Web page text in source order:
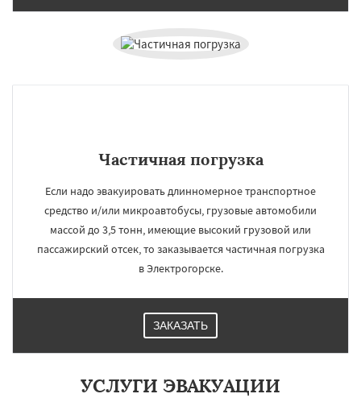
Частичная погрузка
Если надо эвакуировать длинномерное транспортное
средство и/или микроавтобусы, грузовые автомобили
массой до 3,5 тонн, имеющие высокий грузовой или
пассажирский отсек, то заказывается частичная погрузка
в Электрогорске.
ЗАКАЗАТЬ
УСЛУГИ ЭВАКУАЦИИ